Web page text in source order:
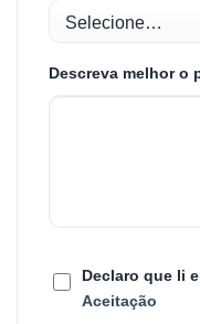
Descreva melhor o
Declaro que li
Aceitação